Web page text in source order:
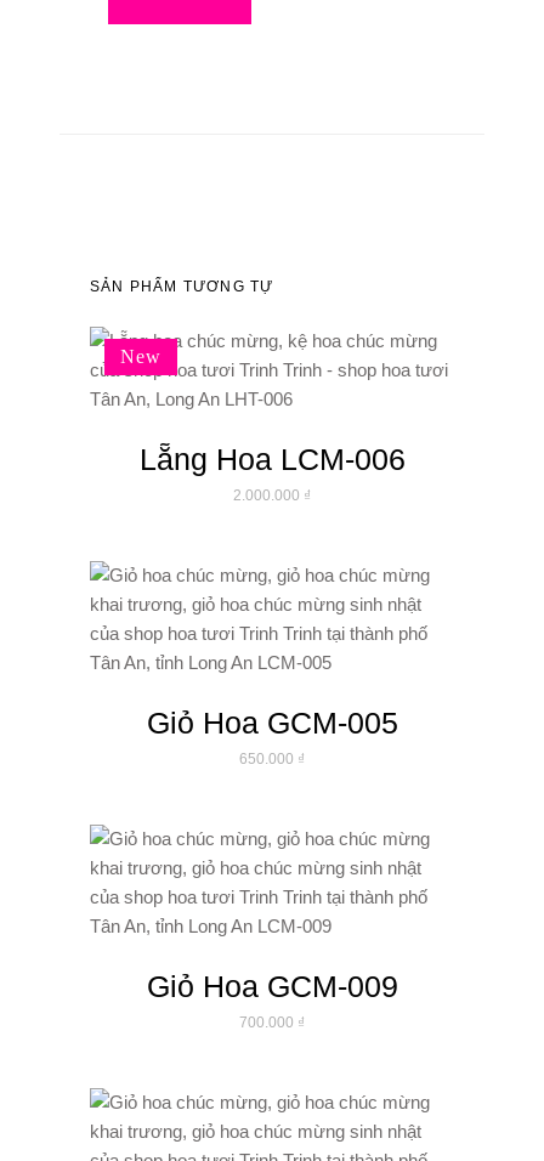
SẢN PHẨM TƯƠNG TỰ
New
Lẵng Hoa LCM-006
2.000.000 ₫
Giỏ Hoa GCM-005
650.000 ₫
Giỏ Hoa GCM-009
700.000 ₫